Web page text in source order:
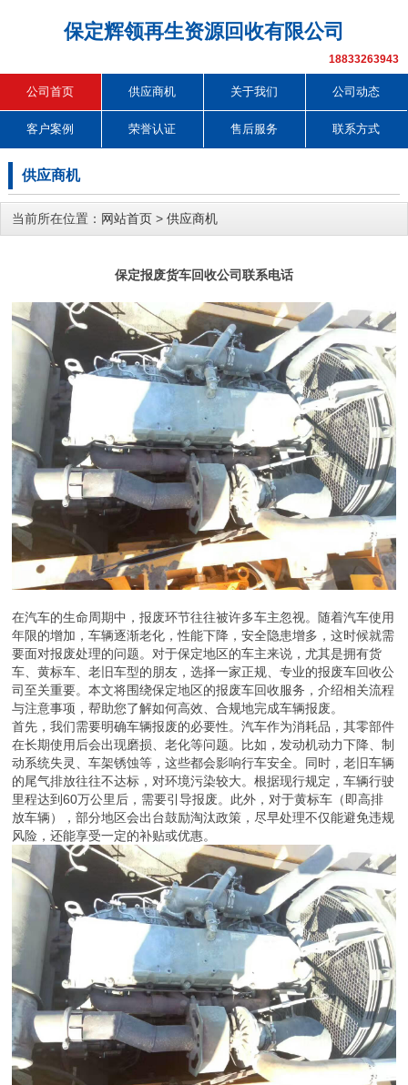
保定辉领再生资源回收有限公司
18833263943
公司首页 供应商机 关于我们 公司动态
客户案例 荣誉认证 售后服务 联系方式
供应商机
当前所在位置： 网站首页 > 供应商机
保定报废货车回收公司联系电话
在汽车的生命周期中，报废环节往往被许多车主忽视。随着汽车使用
年限的增加，车辆逐渐老化，性能下降，安全隐患增多，这时候就需
要面对报废处理的问题。对于保定地区的车主来说，尤其是拥有货
车、黄标车、老旧车型的朋友，选择一家正规、专业的报废车回收公
司至关重要。本文将围绕保定地区的报废车回收服务，介绍相关流程
与注意事项，帮助您了解如何高效、合规地完成车辆报废。
首先，我们需要明确车辆报废的必要性。汽车作为消耗品，其零部件
在长期使用后会出现磨损、老化等问题。比如，发动机动力下降、制
动系统失灵、车架锈蚀等，这些都会影响行车安全。同时，老旧车辆
的尾气排放往往不达标，对环境污染较大。根据现行规定，车辆行驶
里程达到60万公里后，需要引导报废。此外，对于黄标车（即高排
放车辆），部分地区会出台鼓励淘汰政策，尽早处理不仅能避免违规
风险，还能享受一定的补贴或优惠。